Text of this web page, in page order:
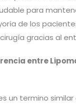
para
de los
gracias al
entre
un termino